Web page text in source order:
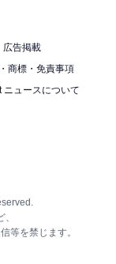
広告掲載
商標・免責事項
ニュースについて
等を禁じます。